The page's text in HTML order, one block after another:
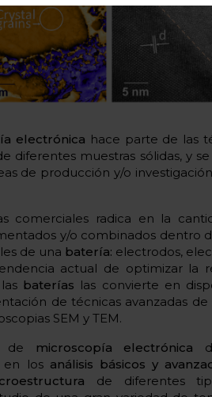
electrónica hace parte de las
diferentes muestras sólidas, y
de producción y/o
comerciales radica en la
y/o combinados dentro
de una batería: electrodos,
actual de optimizar la
baterías las convierte en
de técnicas avanzadas de
SEM y TEM.
de microscopía electrónica
en los análisis básicos y
de diferentes